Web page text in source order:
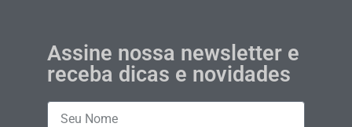
Assine nossa newsletter e
receba dicas e novidades